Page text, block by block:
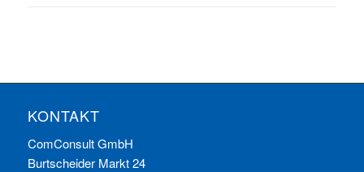
KONTAKT
ComConsult GmbH
Burtscheider Markt 24